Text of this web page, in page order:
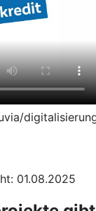
01.08.2025